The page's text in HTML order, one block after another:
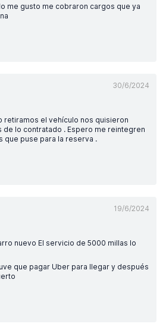
me gusto me cobraron cargos que ya
30/6/2024
retiramos el vehículo nos quisieron
lo contratado . Espero me reintegren
que puse para la reserva .
19/6/2024
nuevo El servicio de 5000 millas lo
que pagar Uber para llegar y después